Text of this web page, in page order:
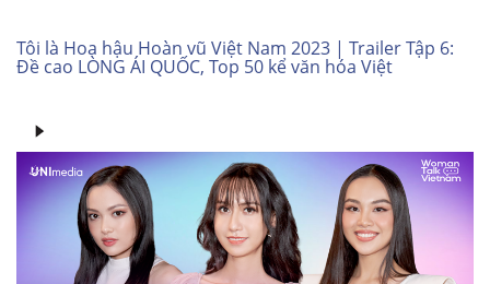
Tôi là Hoa hậu Hoàn vũ Việt Nam 2023 | Trailer Tập 6:
Đề cao LÒNG ÁI QUỐC, Top 50 kể văn hóa Việt